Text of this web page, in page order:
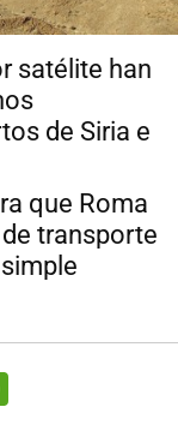
satélite han
de Siria e
que Roma
transporte